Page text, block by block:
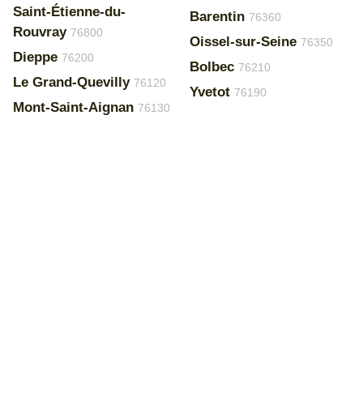
Saint-Étienne-du-
Rouvray 76800
Dieppe 76200
Le Grand-Quevilly 76120
Mont-Saint-Aignan 76130
Barentin 76360
Oissel-sur-Seine 76350
Bolbec 76210
Yvetot 76190